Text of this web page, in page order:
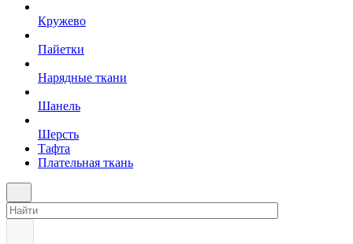
Кружево
Пайетки
Нарядные ткани
Шанель
Шерсть
Тафта
Плательная ткань